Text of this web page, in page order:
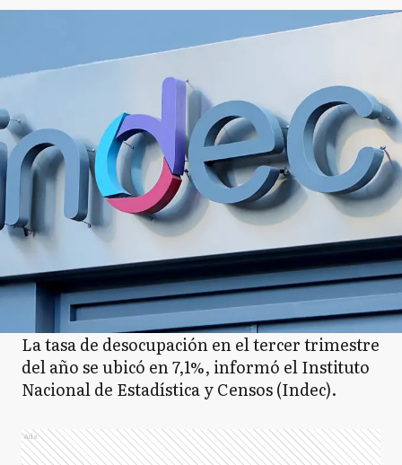
La tasa de desocupación en el tercer trimestre
del año se ubicó en 7,1%, informó el Instituto
Nacional de Estadística y Censos (Indec).
Ads